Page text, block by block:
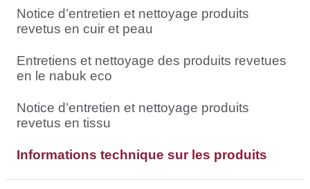
Notice d’entretien et nettoyage produits
revetus en cuir et peau
Entretiens et nettoyage des produits revetues
en le nabuk eco
Notice d’entretien et nettoyage produits
revetus en tissu
Informations technique sur les produits